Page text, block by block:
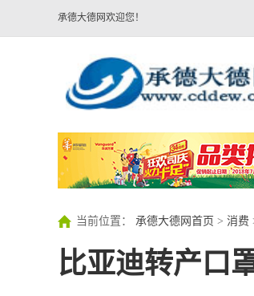
承德大德网欢迎您！
当前位置： 承德大德网首页 > 消费
比亚迪转产口